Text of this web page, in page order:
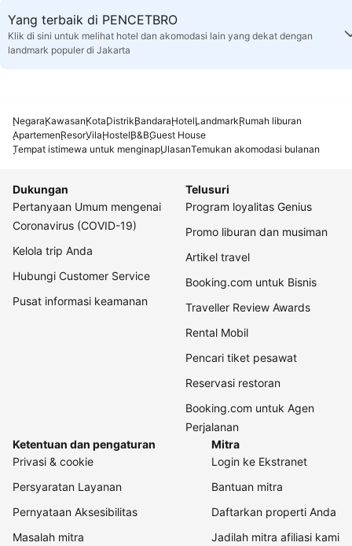
Yang terbaik di PENCETBRO
Klik di sini untuk melihat hotel dan akomodasi lain yang dekat dengan
landmark populer di Jakarta
NegaraKawasanKotaDistrikBandaraHotelLandmarkRumah liburan
ApartemenResorVilaHostelB&BGuest House
Tempat istimewa untuk menginapUlasanTemukan akomodasi bulanan
Dukungan
Pertanyaan Umum mengenai
Coronavirus (COVID-19)
Kelola trip Anda
Hubungi Customer Service
Pusat informasi keamanan
Telusuri
Program loyalitas Genius
Promo liburan dan musiman
Artikel travel
Booking.com untuk Bisnis
Traveller Review Awards
Rental Mobil
Pencari tiket pesawat
Reservasi restoran
Booking.com untuk Agen
Perjalanan
Ketentuan dan pengaturan
Privasi & cookie
Persyaratan Layanan
Pernyataan Aksesibilitas
Masalah mitra
Mitra
Login ke Ekstranet
Bantuan mitra
Daftarkan properti Anda
Jadilah mitra afiliasi kami